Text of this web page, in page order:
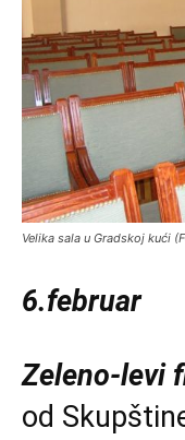
Velika sala u Gradskoj kući
6.februar
Zeleno-levi
od